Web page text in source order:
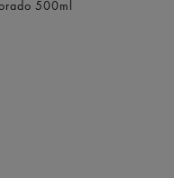
500ml